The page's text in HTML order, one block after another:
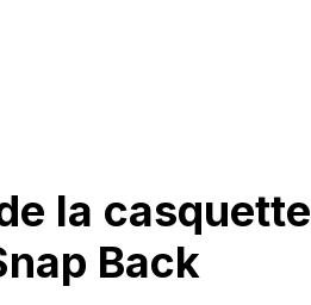
la
Back